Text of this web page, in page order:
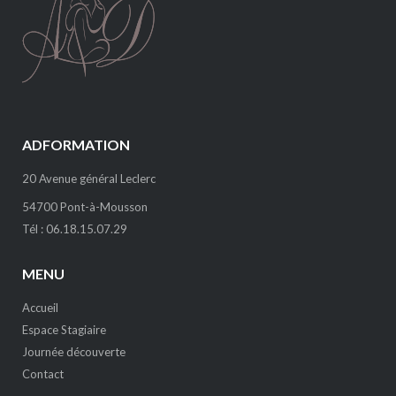
ADFORMATION
20 Avenue général Leclerc
54700 Pont-à-Mousson
Tél : 06.18.15.07.29
MENU
Accueil
Espace Stagiaire
Journée découverte
Contact